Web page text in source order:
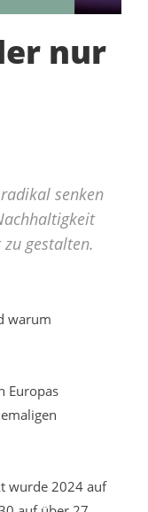
nur
senken
gestalten.
warum
Europas
wurde 2024 auf